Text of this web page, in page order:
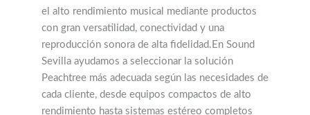
reproducción sonora de alta fidelidad.En Sound
Sevilla ayudamos a seleccionar la solución
Peachtree más adecuada según las necesidades de
cada cliente, desde equipos compactos de alto
rendimiento hasta sistemas estéreo completos
con streaming y amplificación.
Productos relacionados